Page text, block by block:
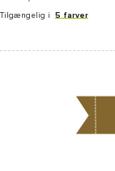
Tilgængelig i 5 farver